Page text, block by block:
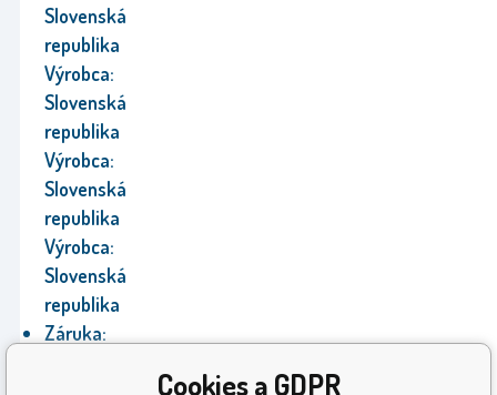
Slovenská
republika
Výrobca:
Slovenská
republika
Výrobca:
Slovenská
republika
Výrobca:
Slovenská
republika
Záruka:
Cookies a GDPR